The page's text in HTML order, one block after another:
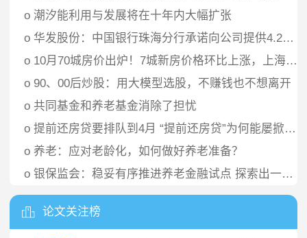
o 潮汐能利用与发展将在十年内大幅扩张
o 华发股份：中国银行珠海分行承诺向公司提供4.2亿元贷款资金专项用于股票回购
o 10月70城房价出炉！7城新房价格环比上涨，上海继续领跑
o 90、00后炒股：用大模型选股，不赚钱也不想离开
o 共同基金和养老基金消除了担忧
o 提前还房贷要排队到4月 “提前还房贷”为何能屡掀高潮？
o 养老：应对老龄化，如何做好养老准备？
o 银保监会：稳妥有序推进养老金融试点 探索出一条新路
论文关注榜